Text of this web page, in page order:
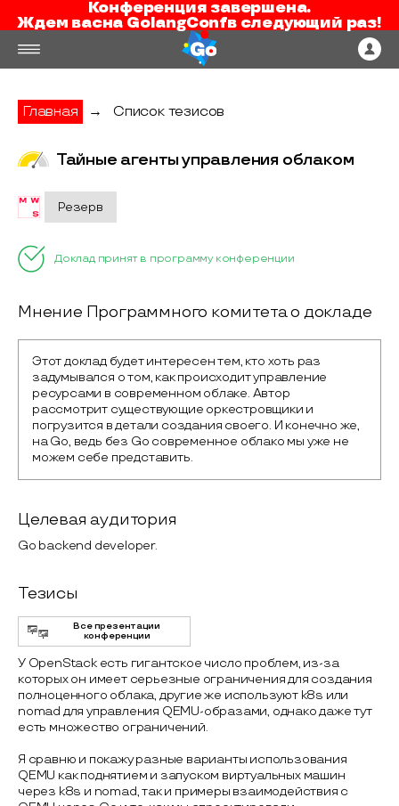
Конференция завершена.
Ждем васна GolangConfв следующий раз!
Главная → Список тезисов
Тайные агенты управления облаком
Резерв
Доклад принят в программу конференции
Мнение Программного комитета о докладе
Этот доклад будет интересен тем, кто хоть раз
задумывался о том, как происходит управление
ресурсами в современном облаке. Автор
рассмотрит существующие оркестровщики и
погрузится в детали создания своего. И конечно же,
на Go, ведь без Go современное облако мы уже не
можем себе представить.
Целевая аудитория
Go backend developer.
Тезисы
Все презентации
конференции
У OpenStack есть гигантское число проблем, из-за
которых он имеет серьезные ограничения для создания
полноценного облака, другие же используют k8s или
nomad для управления QEMU-образами, однако даже тут
есть множество ограничений.
Я сравню и покажу разные варианты использования
QEMU как поднятием и запуском виртуальных машин
через k8s и nomad, так и примеры взаимодействия с